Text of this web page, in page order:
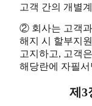
고객 간의 개별
② 회사는 고객
해지 시 할부지
고지하고, 고객
해당란에 자필
제3